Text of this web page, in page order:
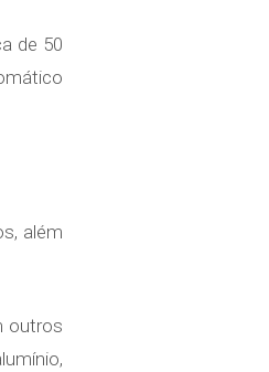
de 50
além
outros